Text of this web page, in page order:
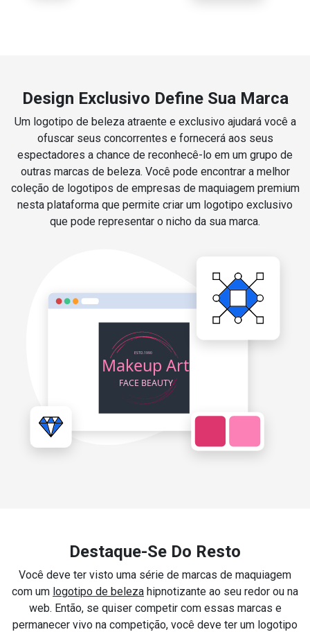
Design Exclusivo Define Sua Marca
Um logotipo de beleza atraente e exclusivo ajudará você a
ofuscar seus concorrentes e fornecerá aos seus
espectadores a chance de reconhecê-lo em um grupo de
outras marcas de beleza. Você pode encontrar a melhor
coleção de logotipos de empresas de maquiagem premium
nesta plataforma que permite criar um logotipo exclusivo
que pode representar o nicho da sua marca.
Destaque-Se Do Resto
Você deve ter visto uma série de marcas de maquiagem
com um logotipo de beleza hipnotizante ao seu redor ou na
web. Então, se quiser competir com essas marcas e
permanecer vivo na competição, você deve ter um logotipo